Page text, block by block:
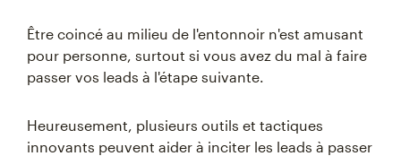
Être coincé au milieu de l'entonnoir n'est amusant
pour personne, surtout si vous avez du mal à faire
passer vos leads à l'étape suivante.
Heureusement, plusieurs outils et tactiques
innovants peuvent aider à inciter les leads à passer